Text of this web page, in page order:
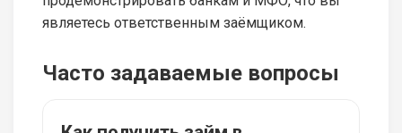
являетесь ответственным заёмщиком.
Часто задаваемые вопросы